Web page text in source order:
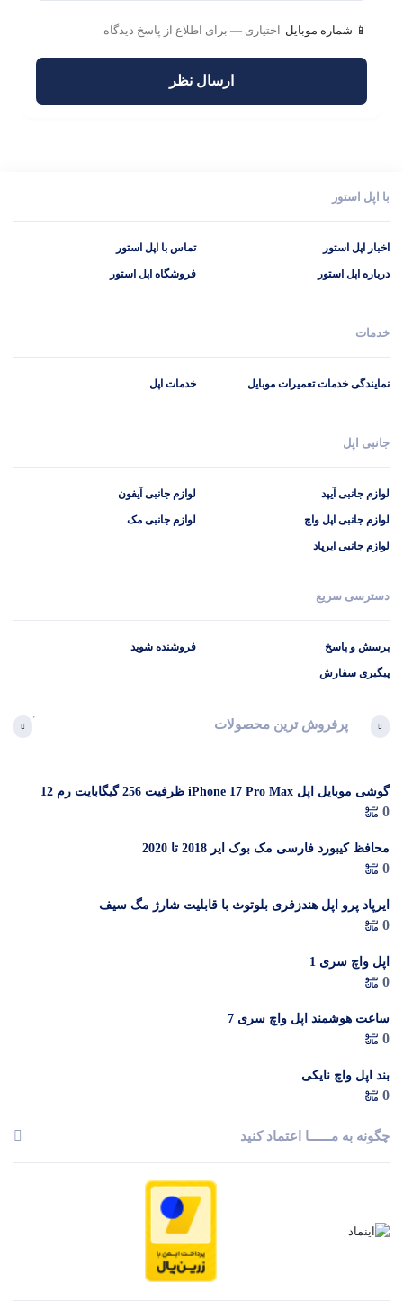
📱 شماره موبایل
با اپل استور
اخبار اپل استور
درباره اپل استور
تماس با اپل استور
فروشگاه اپل استور
خدمات
نمایندگی خدمات تعمیرات موبایل خدمات اپل
جانبی اپل
لوازم جانبی آیپد
لوازم جانبی اپل واچ
لوازم جانبی ایرپاد
لوازم جانبی آیفون
لوازم جانبی مک
دسترسی سریع
پرسش و پاسخ
پیگیری سفارش
فروشنده شوید
پرفروش ترین محصولات
گوشی موبایل اپل iPhone 17 Pro Max ظرفیت 256 گیگابایت رم 12
گیگابایت (ZAA) – Not Active رجیستر شده
0
محافظ کیبورد فارسی مک بوک ایر 2018 تا 2020
0
ایرپاد پرو اپل هندزفری بلوتوث با قابلیت شارژ مگ سیف
0
اپل واچ سری 1
0
ساعت هوشمند اپل واچ سری 7
0
بند اپل واچ نایکی
0
چگونه به مــــــا اعتماد کنید